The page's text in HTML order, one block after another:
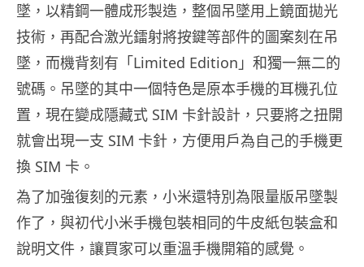
墜，以精鋼一體成形製造，整個吊墜用上鏡面拋光
技術，再配合激光鐳射將按鍵等部件的圖案刻在吊
墜，而機背刻有「Limited Edition」和獨一無二的
號碼。吊墜的其中一個特色是原本手機的耳機孔位
置，現在變成隱藏式 SIM 卡針設計，只要將之扭開
就會出現一支 SIM 卡針，方便用戶為自己的手機更
換 SIM 卡。
為了加強復刻的元素，小米還特別為限量版吊墜製
作了，與初代小米手機包裝相同的牛皮紙包裝盒和
說明文件，讓買家可以重溫手機開箱的感覺。